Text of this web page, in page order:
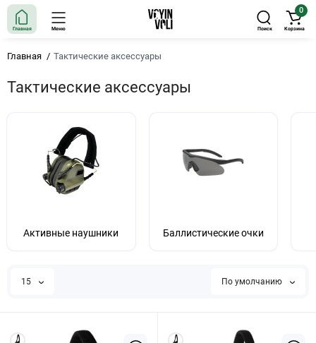
Главная Меню Поиск
0
Корзина
Главная Тактические аксессуары
Тактические аксессуары
Активные наушники Баллистические очки
15 По умолчанию